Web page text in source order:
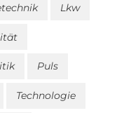
Lkw
Puls
Technologie